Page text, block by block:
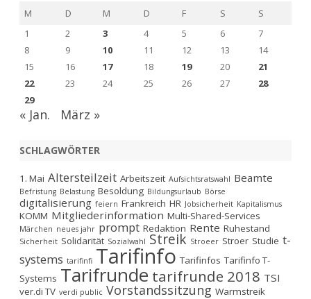
M
D M D F S
S
1
2 3 4 5 6
7
8
9 10 11 12 13
14
15
16 17 18 19 20
21
22
23 24 25 26 27
28
29
« Jan. März »
SCHLAGWÖRTER
1. Mai Altersteilzeit Arbeitszeit Aufsichtsratswahl Beamte
Befristung Belastung Besoldung Bildungsurlaub Börse
digitalisierung feiern Frankreich HR Jobsicherheit Kapitalismus
KOMM Mitgliederinformation Multi-Shared-Services
Märchen neues jahr prompt Redaktion Rente Ruhestand
Sicherheit Solidarität Sozialwahl Streik Stroeer Stroer Studie t-
systems tarifinfi Tarifinfo Tarifinfos Tarifinfo T-
Systems Tarifrunde tarifrunde 2018 TSI
ver.di TV verdi public Vorstandssitzung Warmstreik